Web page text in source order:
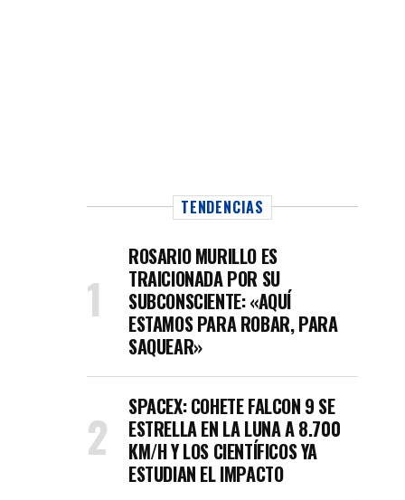
TENDENCIAS
ROSARIO MURILLO ES
TRAICIONADA POR SU
SUBCONSCIENTE: «AQUÍ
ESTAMOS PARA ROBAR, PARA
SAQUEAR»
SPACEX: COHETE FALCON 9 SE
ESTRELLA EN LA LUNA A 8.700
KM/H Y LOS CIENTÍFICOS YA
ESTUDIAN EL IMPACTO